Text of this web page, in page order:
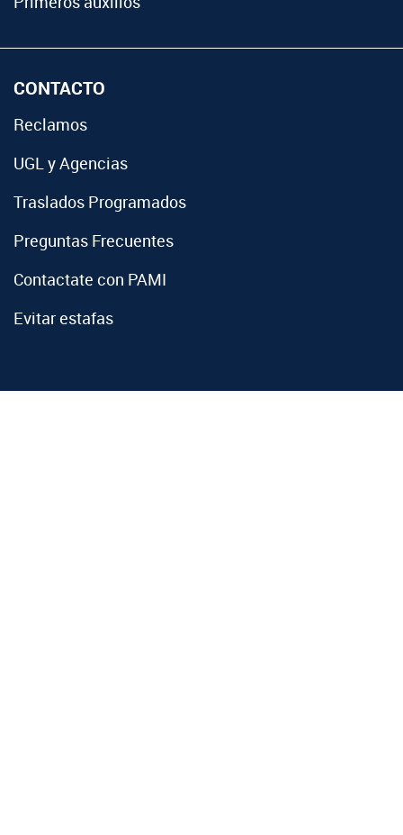
CONTACTO
Reclamos
UGL y Agencias
Traslados Programados
Preguntas Frecuentes
Contactate con PAMI
Evitar estafas